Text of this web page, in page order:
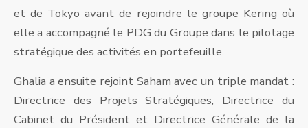
et de Tokyo avant de rejoindre le groupe Kering où
elle a accompagné le PDG du Groupe dans le pilotage
stratégique des activités en portefeuille.
Ghalia a ensuite rejoint Saham avec un triple mandat :
Directrice des Projets Stratégiques, Directrice du
Cabinet du Président et Directrice Générale de la